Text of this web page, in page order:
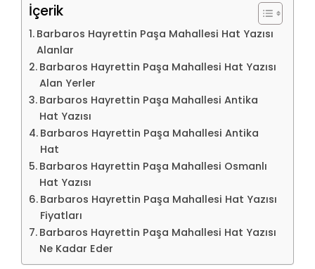
İçerik
Barbaros Hayrettin Paşa Mahallesi Hat Yazısı
Alanlar
Barbaros Hayrettin Paşa Mahallesi Hat Yazısı
Alan Yerler
Barbaros Hayrettin Paşa Mahallesi Antika
Hat Yazısı
Barbaros Hayrettin Paşa Mahallesi Antika
Hat
Barbaros Hayrettin Paşa Mahallesi Osmanlı
Hat Yazısı
Barbaros Hayrettin Paşa Mahallesi Hat Yazısı
Fiyatları
Barbaros Hayrettin Paşa Mahallesi Hat Yazısı
Ne Kadar Eder